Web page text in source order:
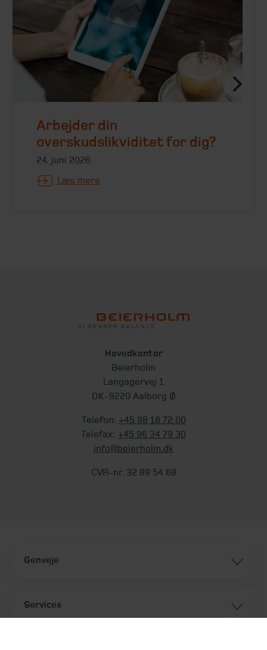
Arbejder din
overskudslikviditet for dig?
24. juni 2026
Læs mere
Hovedkontor
Beierholm
Langagervej 1
DK-9220 Aalborg Ø
Telefon: +45 98 18 72 00
Telefax: +45 96 34 79 30
info@beierholm.dk
CVR-nr. 32 89 54 68
Genveje
Services